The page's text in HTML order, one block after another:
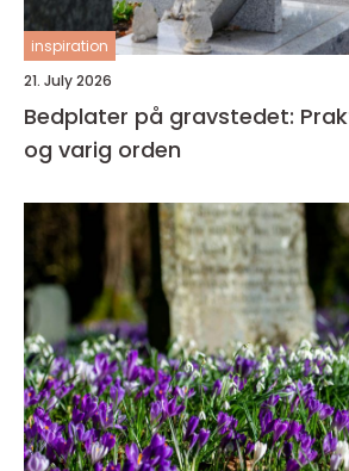
inspiration
21. July 2026
Bedplater på gravstedet:
og varig orden